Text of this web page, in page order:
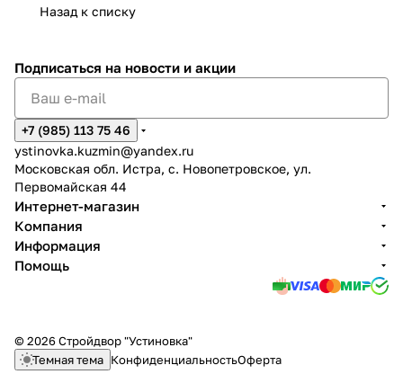
Назад к списку
Подписаться на новости и акции
+7 (985) 113 75 46
ystinovka.kuzmin@yandex.ru
Московская обл. Истра, с. Новопетровское, ул.
Первомайская 44
Интернет-магазин
Компания
Информация
Помощь
© 2026 Стройдвор "Устиновка"
Темная тема КонфиденциальностьОферта